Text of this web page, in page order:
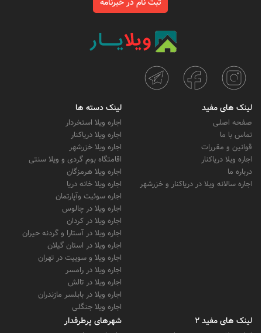
ثبت نام در خبرنامه
لینک های مفید
صفحه اصلی
تماس با ما
قوانین و مقررات
اجاره ویلا دریاکنار
درباره ما
اجاره سالانه ویلا در دریاکنار و خزرشهر
لینک دسته ها
اجاره ویلا استخردار
اجاره ویلا دریاکنار
اجاره ویلا خزرشهر
اقامتگاه بوم گردی و ویلا سنتی
اجاره ویلا هرمزگان
اجاره ویلا خانه دریا
اجاره سوئیت وآپارتمان
اجاره ویلا در چالوس
اجاره ویلا در کردان
اجاره ویلا در آستارا و گردنه حیران
اجاره ویلا در استان گیلان
اجاره ویلا و سوییت در تهران
اجاره ویلا در رامسر
اجاره ویلا در تالش
اجاره ویلا در بابلسر مازندران
اجاره ویلا جنگلی
لینک های مفید 2 شهرهای پرطرفدار